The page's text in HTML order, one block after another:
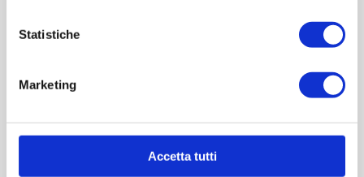
Statistiche
Marketing
Accetta tutti